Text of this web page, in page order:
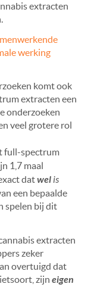
extracten
werking
komt ook
extracten een
onderzoeken
veel grotere rol
full-spectrum
1,7 maal
datwelis
een bepaalde
spelen bij dit
extracten
zeker
overtuigd dat
zijn eigen